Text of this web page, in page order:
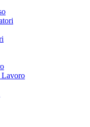
Lavoro